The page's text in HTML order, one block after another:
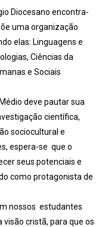
Diocesano encontra-
uma organização
elas: Linguagens e
Ciências da
e Sociais
deve pautar sua
científica,
sociocultural e
espera-se que o
seus potenciais e
como protagonista de
nossos estudantes
cristã, para que os